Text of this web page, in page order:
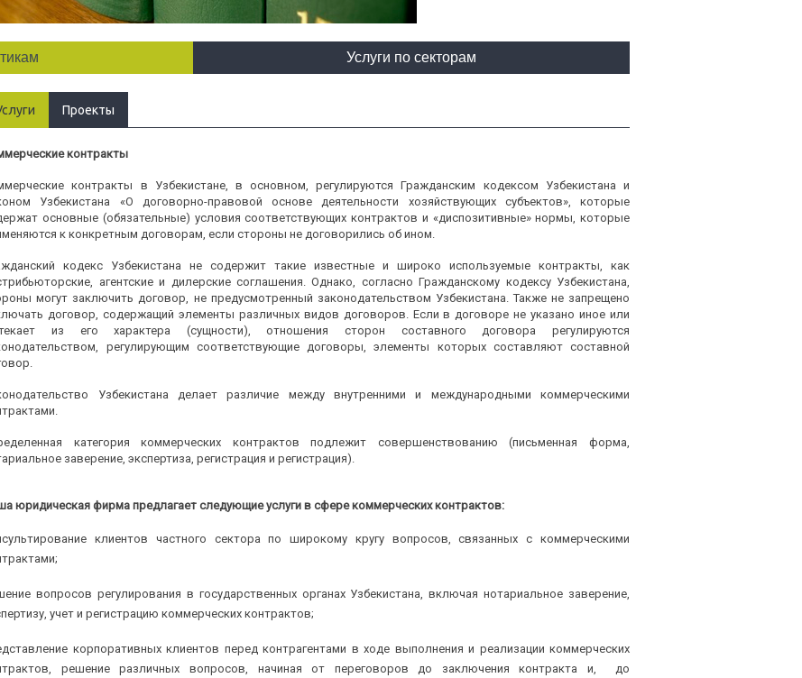
Услуги по секторам
Проекты
контракты
контракты в Узбекистане, в основном, регулируются Гражданским кодексом Узбекистана и
Узбекистана «О договорно-правовой основе деятельности хозяйствующих субъектов», которые
основные (обязательные) условия соответствующих контрактов и «диспозитивные» нормы, которые
к конкретным договорам, если стороны не договорились об ином.
кодекс Узбекистана не содержит такие известные и широко используемые контракты, как
агентские и дилерские соглашения. Однако, согласно Гражданскому кодексу Узбекистана,
могут заключить договор, не предусмотренный законодательством Узбекистана. Также не запрещено
договор, содержащий элементы различных видов договоров. Если в договоре не указано иное или
из его характера (сущности), отношения сторон составного договора регулируются
регулирующим соответствующие договоры, элементы которых составляют составной
Узбекистана делает различие между внутренними и международными коммерческими
категория коммерческих контрактов подлежит совершенствованию (письменная форма,
заверение, экспертиза, регистрация и регистрация).
юридическая фирма предлагает следующие услуги в сфере коммерческих контрактов:
клиентов частного сектора по широкому кругу вопросов, связанных с коммерческими
вопросов регулирования в государственных органах Узбекистана, включая нотариальное заверение,
учет и регистрацию коммерческих контрактов;
корпоративных клиентов перед контрагентами в ходе выполнения и реализации коммерческих
решение различных вопросов, начиная от переговоров до заключения контракта и, до